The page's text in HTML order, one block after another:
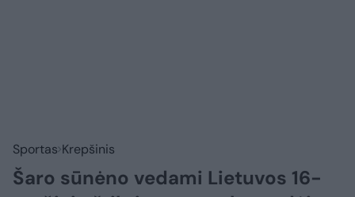
Sportas Krepšinis
Šaro sūnėno vedami Lietuvos 16-